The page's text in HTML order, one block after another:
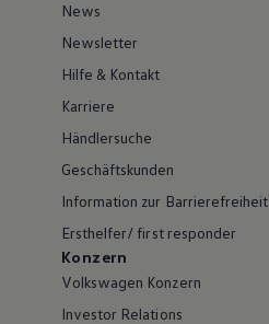
News
Newsletter
Hilfe & Kontakt
Karriere
Händlersuche
Geschäftskunden
Information zur Barrierefreiheit
Ersthelfer/ first responder
Konzern
Volkswagen Konzern
Investor Relations